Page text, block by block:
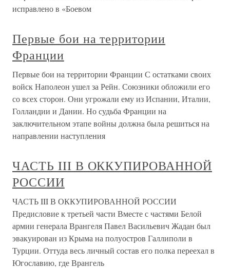
исправлено в «Боевом
Первые бои на территории
Франции
Первые бои на территории Франции С остатками своих
войск Наполеон ушел за Рейн. Союзники обложили его
со всех сторон. Они угрожали ему из Испании, Италии,
Голландии и Дании. Но судьба Франции на
заключительном этапе войны должна была решиться на
направлении наступления
ЧАСТЬ III В ОККУПИРОВАННОЙ
РОССИИ
ЧАСТЬ III В ОККУПИРОВАННОЙ РОССИИ
Предисловие к третьей части Вместе с частями Белой
армии генерала Врангеля Павел Васильевич Жадан был
эвакуирован из Крыма на полуостров Галлиполи в
Турции. Оттуда весь личный состав его полка переехал в
Югославию, где Врангель